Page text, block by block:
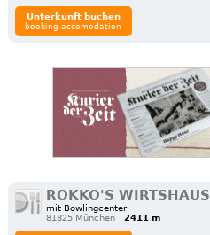
Unterkunft buchen
booking accomodation
ROKKO'S WIRTSHAUS
mit Bowlingcenter
81825 München
2411 m